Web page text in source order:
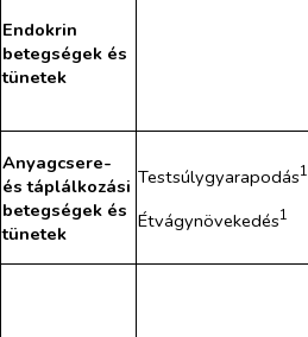
Endokrin
betegségek és
tünetek
Anyagcsere-
és táplálkozási
betegségek és
tünetek
Testsúlygyarapodás1
Étvágynövekedés1